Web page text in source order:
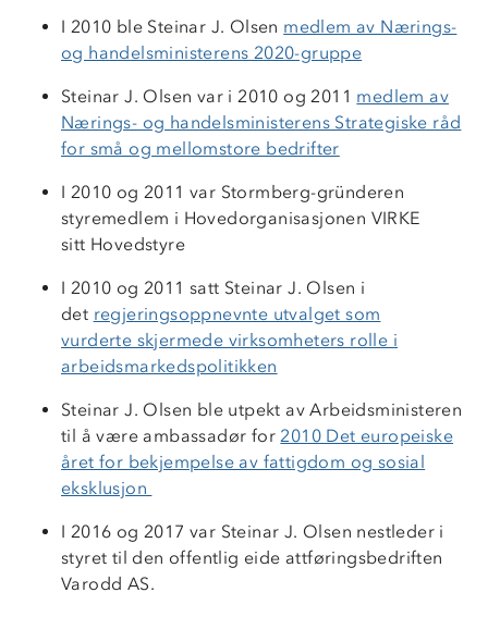
I 2010 ble Steinar J. Olsen medlem av Nærings-
og handelsministerens 2020-gruppe
Steinar J. Olsen var i 2010 og 2011 medlem av
Nærings- og handelsministerens Strategiske råd
for små og mellomstore bedrifter
I 2010 og 2011 var Stormberg-gründeren
styremedlem i Hovedorganisasjonen VIRKE
sitt Hovedstyre
I 2010 og 2011 satt Steinar J. Olsen i
det regjeringsoppnevnte utvalget som
vurderte skjermede virksomheters rolle i
arbeidsmarkedspolitikken
Steinar J. Olsen ble utpekt av Arbeidsministeren
til å være ambassadør for2010 Det europeiske
året for bekjempelse av fattigdom og sosial
eksklusjon
I 2016 og 2017 var Steinar J. Olsen nestleder i
styret til den offentlig eide attføringsbedriften
Varodd AS.